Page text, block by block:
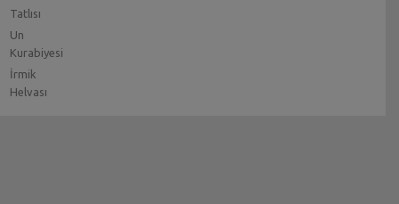
Tatlısı
Un
Kurabiyesi
İrmik
Helvası